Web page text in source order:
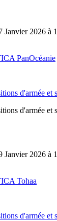
Janvier 2026 à
PanOcéanie
d'armée et
d'armée et
Janvier 2026 à
Tohaa
d'armée et